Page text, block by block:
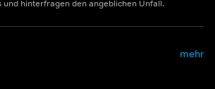
und hinterfragen den angeblichen Unfall.
mehr